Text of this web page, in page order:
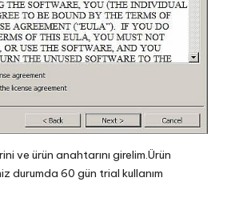
ve ürün anahtarını girelim.Ürün
durumda 60 gün trial kullanım